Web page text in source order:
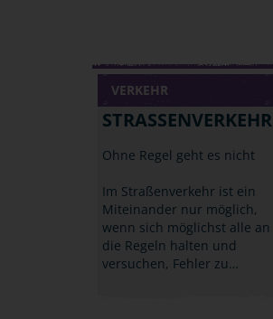
VERKEHR
STRASSENVERKEHR
Ohne Regel geht es nicht
Im Straßenverkehr ist ein
Miteinander nur möglich,
wenn sich möglichst alle an
die Regeln halten und
versuchen, Fehler zu…